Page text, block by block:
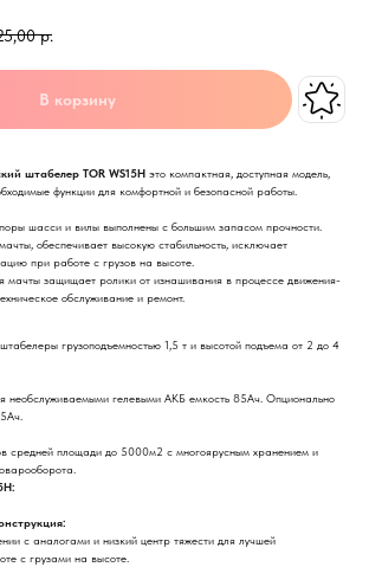
р.
В корзину
штабелер TOR WS15H это компактная, доступная модель,
функции для комфортной и безопасной работы.
шасси и вилы выполнены с большим запасом прочности.
обеспечивает высокую стабильность, исключает
при работе с грузов на высоте.
мачты защищает ролики от изнашивания в процессе движения-
обслуживание и ремонт.
грузоподъемностью 1,5 т и высотой подъема от 2 до 4
необслуживаемыми гелевыми АКБ емкость 85Ач. Опционально
средней площади до 5000м2 с многоярусным хранением и
с аналогами и низкий центр тяжести для лучшей
с грузами на высоте.